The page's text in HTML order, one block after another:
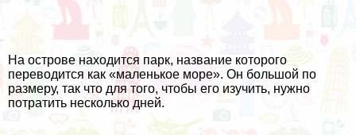
На острове находится парк, название которого
переводится как «маленькое море». Он большой по
размеру, так что для того, чтобы его изучить, нужно
потратить несколько дней.